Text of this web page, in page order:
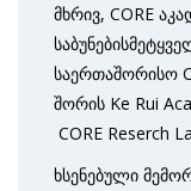
მხრივ, CORE
საერთაშორისო
შორის Ke Rui
CORE Reserch
ხსენებული